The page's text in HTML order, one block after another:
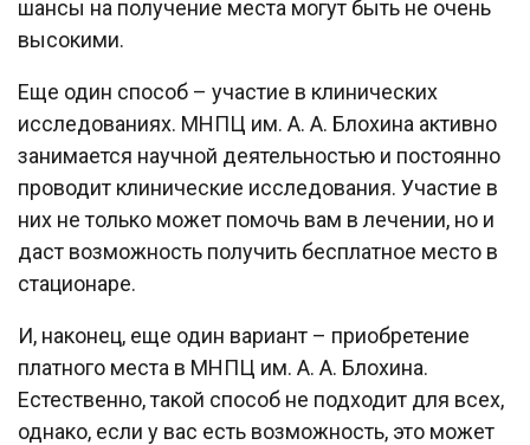
шансы на получение места могут быть не очень
высокими.
Еще один способ – участие в клинических
исследованиях. МНПЦ им. А. А. Блохина активно
занимается научной деятельностью и постоянно
проводит клинические исследования. Участие в
них не только может помочь вам в лечении, но и
даст возможность получить бесплатное место в
стационаре.
И, наконец, еще один вариант – приобретение
платного места в МНПЦ им. А. А. Блохина.
Естественно, такой способ не подходит для всех,
однако, если у вас есть возможность, это может